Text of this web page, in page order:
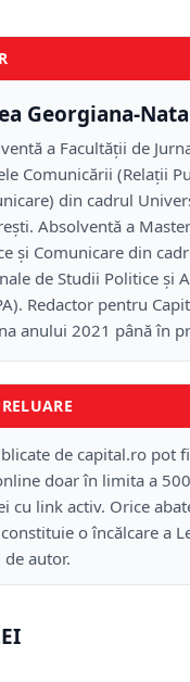
Georgiana-
a Facultății de
Comunicării (Relații
din cadrul
Absolventă a
și Comunicare din
de Studii Politice și
Redactor pentru
anului 2021 până în
de capital.ro pot
doar în limita a
cu link activ. Orice
o încălcare a
autor.